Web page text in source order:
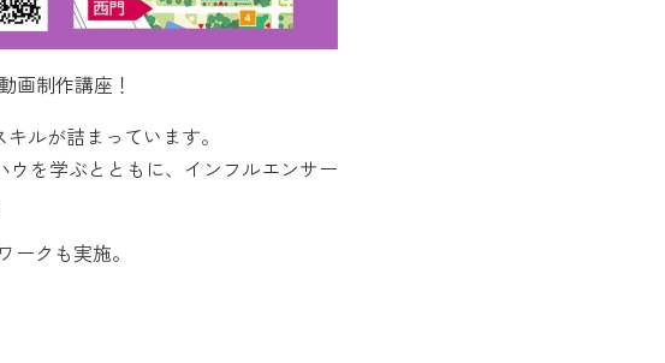
画制作講座！
ルが詰まっています。
を学ぶとともに、インフルエンサー
クも実施。